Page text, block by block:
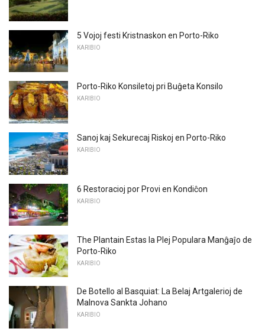
5 Vojoj festi Kristnaskon en Porto-Riko
KARIBIO
Porto-Riko Konsiletoj pri Buĝeta Konsilo
KARIBIO
Sanoj kaj Sekurecaj Riskoj en Porto-Riko
KARIBIO
6 Restoracioj por Provi en Kondiĉon
KARIBIO
The Plantain Estas la Plej Populara Manĝaĵo de
Porto-Riko
KARIBIO
De Botello al Basquiat: La Belaj Artgalerioj de
Malnova Sankta Johano
KARIBIO